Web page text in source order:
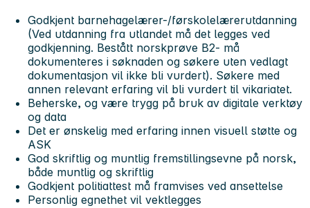
Godkjent barnehagelærer-/førskolelærerutdanning
(Ved utdanning fra utlandet må det legges ved
godkjenning. Bestått norskprøve B2- må
dokumenteres i søknaden og søkere uten vedlagt
dokumentasjon vil ikke bli vurdert). Søkere med
annen relevant erfaring vil bli vurdert til vikariatet.
Beherske, og være trygg på bruk av digitale verktøy
og data
Det er ønskelig med erfaring innen visuell støtte og
ASK
God skriftlig og muntlig fremstillingsevne på norsk,
både muntlig og skriftlig
Godkjent politiattest må framvises ved ansettelse
Personlig egnethet vil vektlegges